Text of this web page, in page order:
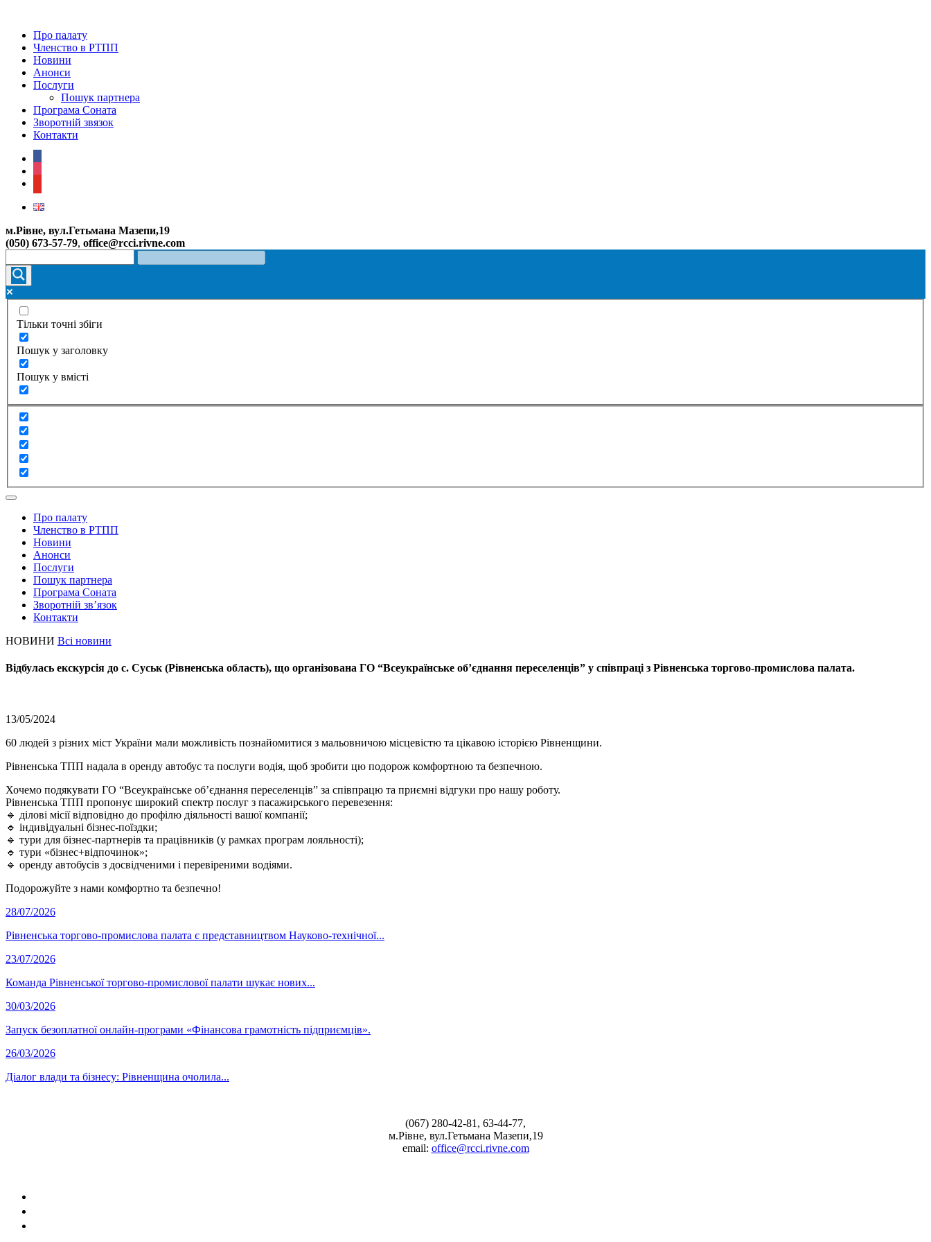
Про палату
Членство в РТПП
Новини
Анонси
Послуги
Пошук партнера
Програма Соната
Зворотній звязок
Контакти
м.Рівне, вул.Гетьмана Мазепи,19
(050) 673-57-79, office@rcci.rivne.com
Тільки точні збіги
Пошук у заголовку
Пошук у вмісті
Про палату
Членство в РТПП
Новини
Анонси
Послуги
Пошук партнера
Програма Соната
Зворотній зв’язок
Контакти
НОВИНИ Всі новини
Відбулась екскурсія до с. Суськ (Рівненська область), що організована ГО “Всеукраїнське об’єднання переселенців” у співпраці з Рівненська торгово-промислова палата.
13/05/2024
60 людей з різних міст України мали можливість познайомитися з мальовничою місцевістю та цікавою історією Рівненщини.
Рівненська ТПП надала в оренду автобус та послуги водія, щоб зробити цю подорож комфортною та безпечною.
Хочемо подякувати ГО “Всеукраїнське об’єднання переселенців” за співпрацю та приємні відгуки про нашу роботу.
Рівненська ТПП пропонує широкий спектр послуг з пасажирського перевезення:
🔹 ділові місії відповідно до профілю діяльності вашої компанії;
🔹 індивідуальні бізнес-поїздки;
🔹 тури для бізнес-партнерів та працівників (у рамках програм лояльності);
🔹 тури «бізнес+відпочинок»;
🔹 оренду автобусів з досвідченими і перевіреними водіями.
Подорожуйте з нами комфортно та безпечно!
28/07/2026
Рівненська торгово-промислова палата є представництвом Науково-технічної...
23/07/2026
Команда Рівненської торгово-промислової палати шукає нових...
30/03/2026
Запуск безоплатної онлайн-програми «Фінансова грамотність підприємців».
26/03/2026
Діалог влади та бізнесу: Рівненщина очолила...
(067) 280-42-81, 63-44-77,
м.Рівне, вул.Гетьмана Мазепи,19
email: office@rcci.rivne.com